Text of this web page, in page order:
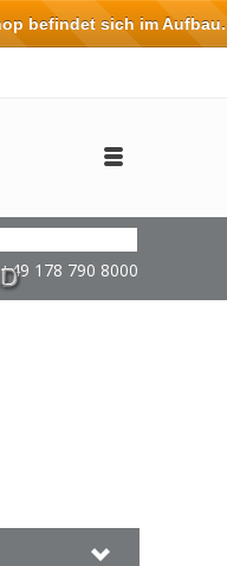
178 790 8000
befindet sich im Aufbau.
eingehalten oder erfüllt